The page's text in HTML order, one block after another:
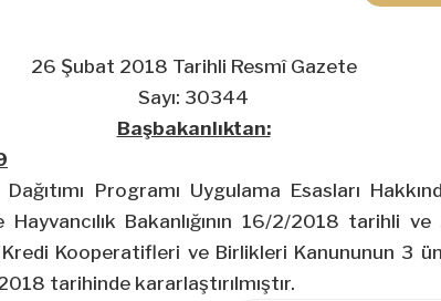
26 Şubat 2018 Tarihli Resmî Gazete
Sayı: 30344
Başbakanlıktan:
Programı Uygulama Esasları
Hayvancılık Bakanlığının 16/2/2018 tarihli ve
Kredi Kooperatifleri ve Birlikleri Kanununun 3
tarihinde kararlaştırılmıştır.